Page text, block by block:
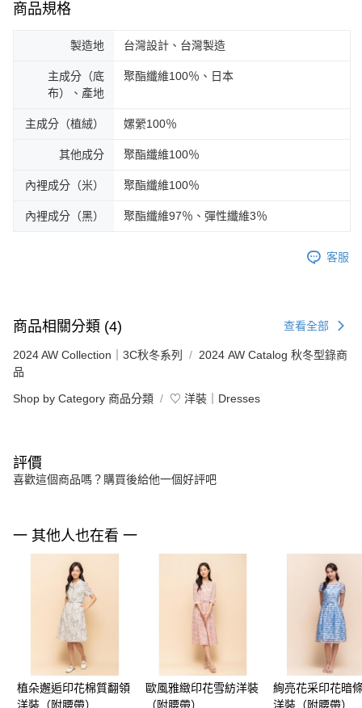
商品規格
製造地 台灣設計、台灣製造
主成分（底
布）、產地
聚酯纖維100％、日本
主成分（植絨） 嫘縈100％
其他成分 聚酯纖維100％
內裡成分（米） 聚酯纖維100％
內裡成分（黑） 聚酯纖維97％、彈性纖維3％
客服
商品相關分類 (4) 查看全部
2024 AW Collection｜3C秋冬系列
2024 AW Catalog 秋冬型錄商
品
Shop by Category 商品分類 ♡ 洋裝｜Dresses
評價
喜歡這個商品嗎？購買後給他一個好評吧
一 其他人也在看 一
植朵邂逅印花棉質翻領
洋裝（附腰帶）
歐風雅緻印花雪紡洋裝
（附腰帶）
絢亮花采印花暗
洋裝（附腰帶）